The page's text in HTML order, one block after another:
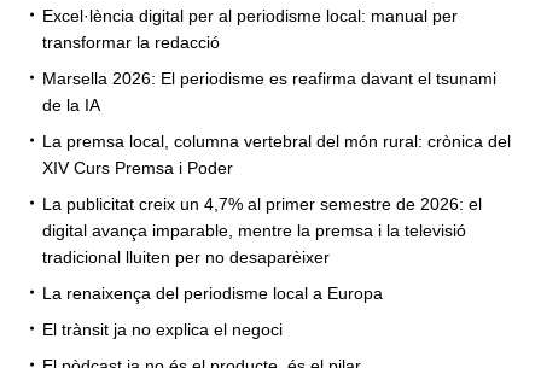
Excel·lència digital per al periodisme local: manual per
transformar la redacció
Marsella 2026: El periodisme es reafirma davant el tsunami
de la IA
La premsa local, columna vertebral del món rural: crònica del
XIV Curs Premsa i Poder
La publicitat creix un 4,7% al primer semestre de 2026: el
digital avança imparable, mentre la premsa i la televisió
tradicional lluiten per no desaparèixer
La renaixença del periodisme local a Europa
El trànsit ja no explica el negoci